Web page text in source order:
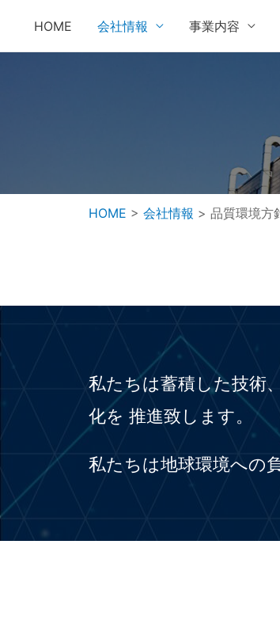
HOME 会社情報 事業内容
HOME > 会社情報 > 品質環境方
私たちは蓄積した技術
化を 推進致します。
私たちは地球環境への